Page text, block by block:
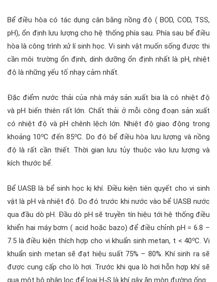
Bể điều hòa có tác dụng cân bằng nồng độ ( BOD, COD, TSS,
pH), ổn định lưu lượng cho hệ thống phía sau. Phía sau bể điều
hòa là công trình xử lí sinh học. Vi sinh vật muốn sống được thi
cần môi trường ổn định, dinh dưỡng ổn định nhất là pH, nhiệt
độ là những yếu tố nhạy cảm nhất.
Đặc điểm nước thải của nhà máy sản xuất bia là có nhiệt độ
và pH biến thiên rất lớn. Chất thải ở mỗi công đoạn sản xuất
có nhiệt độ và pH chênh lệch lớn. Nhiệt độ giao động trong
khoảng 10oC đến 85oC. Do đó bể điều hòa lưu lượng và nồng
độ là rất cần thiết. Thời gian lưu tủy thuộc vào lưu lượng và
kích thước bể.
Bể UASB là bể sinh học kị khí. Điều kiện tiên quyết cho vi sinh
vật là pH và nhiệt độ. Do đó trước khi nước vào bể UASB nước
qua đầu dò pH. Đầu dò pH sẽ truyền tín hiệu tới hệ thống điều
khiển hai máy bơm ( acid hoặc bazo) để điều chỉnh pH = 6.8 –
7.5 là điều kiện thích hợp cho vi khuẩn sinh metan, t < 40oC. Vi
khuẩn sinh metan sẽ đạt hiệu suất 75% – 80%. Khí sinh ra sẽ
được cung cấp cho lò hơi. Trước khi qua lò hơi hỗn hợp khí sẽ
qua một bộ phận lọc để loại H S là khí gây ăn mòn đường ống.